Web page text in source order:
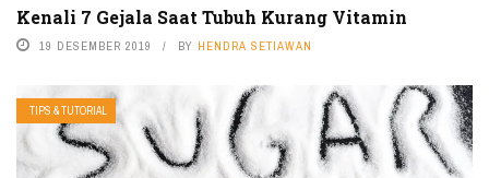
Kenali 7 Gejala Saat Tubuh Kurang Vitamin
19 DESEMBER 2019 BY HENDRA SETIAWAN
TIPS & TUTORIAL